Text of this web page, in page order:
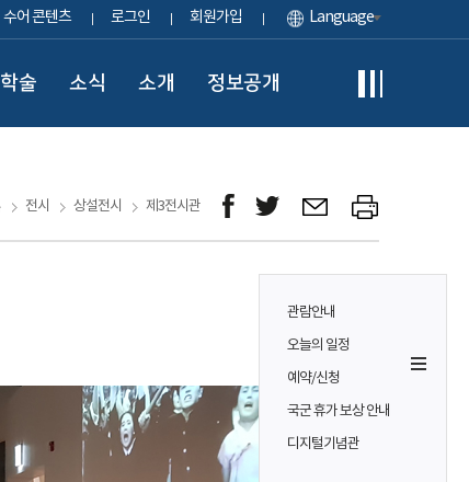
수어 콘텐츠 로그인 회원가입 Language
학술 소식 소개 정보공개
관람안내
오늘의 일정
예약/신청
국군 휴가 보상 안내
디지털기념관
전시 상설전시 제3전시관